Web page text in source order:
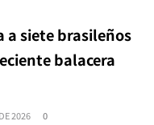
a siete brasileños
balacera
2026 0